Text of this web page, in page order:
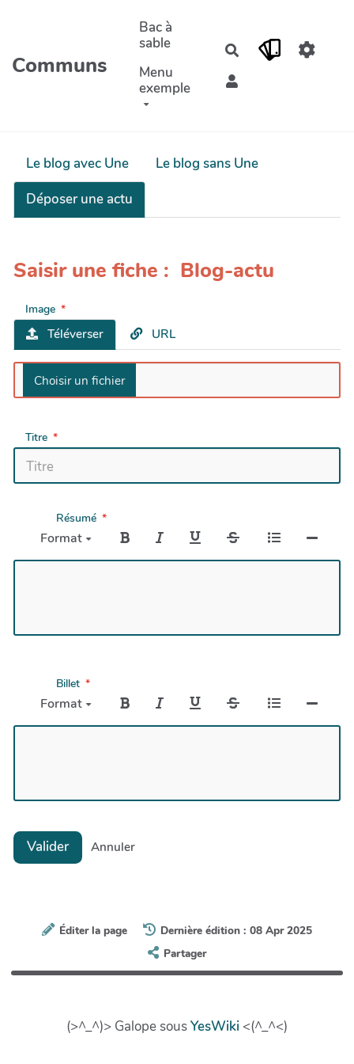
Aller au contenu principal
Communs
Bac à
sable
Menu
exemple
Rechercher
Le blog avec Une
Le blog sans Une
Déposer une actu
Saisir une fiche : Blog-actu
Image
Téléverser URL
Titre
Résumé
Format
Billet
Format
Valider Annuler
Éditer la page
Dernière édition : 08 Apr 2025
Partager
(>^_^)> Galope sousYesWiki <(^_^<)